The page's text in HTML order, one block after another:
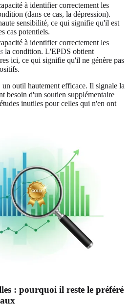
à identifier correctement les
(dans ce cas, la dépression).
sensibilité, ce qui signifie qu'il est
cas potentiels.
à identifier correctement les
la condition. L'EPDS obtient
ici, ce qui signifie qu'il ne génère pas
outil hautement efficace. Il signale la
besoin d'un soutien supplémentaire
inutiles pour celles qui n'en ont
: pourquoi il reste le préféré